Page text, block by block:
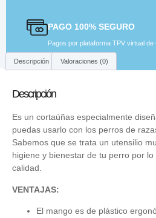
PAGO 100% SEGURO
Pagos por plataforma TPV virtual de
Descripción Valoraciones (0)
Descripción
Es un cortaúñas especialmente
puedas usarlo con los perros de
Sabemos que se trata un utensilio
higiene y bienestar de tu perro por
calidad.
VENTAJAS:
El mango es de plástico